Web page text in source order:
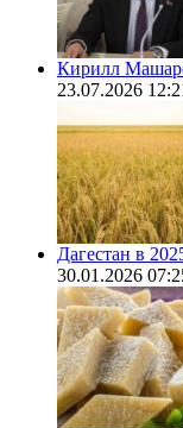
Кирилл
23.07.2026
Дагестан в
30.01.2026